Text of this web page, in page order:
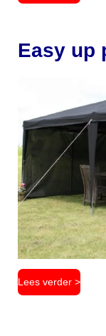
Easy up
Lees verder >